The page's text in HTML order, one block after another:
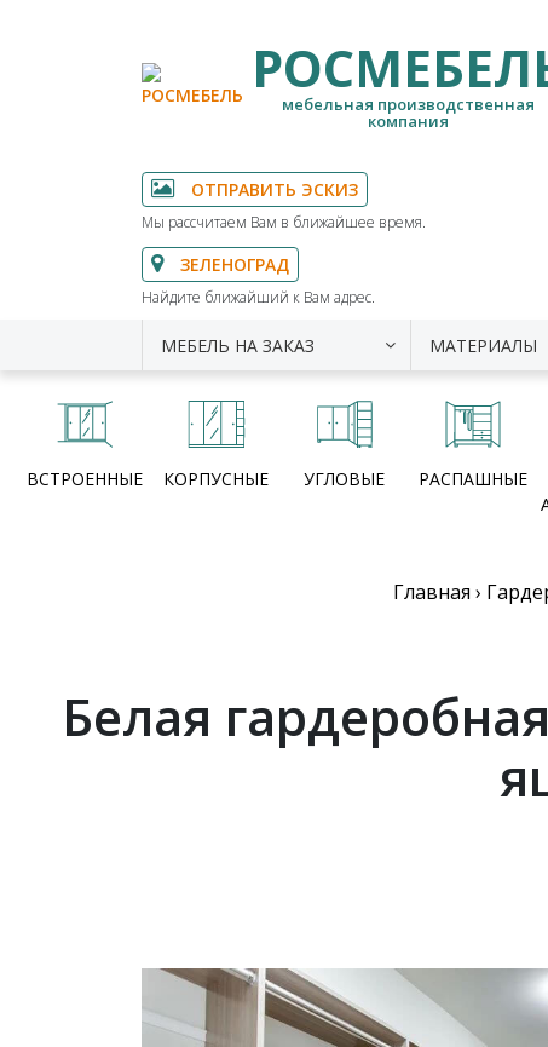
мебельная производственная
компания
ОТПРАВИТЬ ЭСКИЗ
Мы рассчитаем Вам в ближайшее время.
ЗЕЛЕНОГРАД
Найдите ближайший к Вам адрес.
МЕБЕЛЬ НА ЗАКАЗ МАТЕРИАЛЫ
ВСТРОЕННЫЕ КОРПУСНЫЕ УГЛОВЫЕ РАСПАШНЫЕ
Главная ›
Белая